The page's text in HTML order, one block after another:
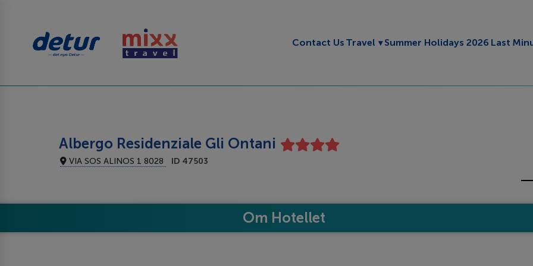
Contact Us Travel Toggle submenu
Summer Holidays 2026 Last
Albergo Residenziale Gli Ontani
VIA SOS ALINOS 1 8028 ID 47503
Om Hotellet